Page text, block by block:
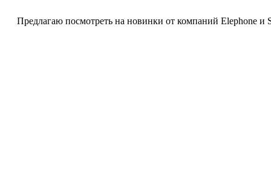
Предлагаю посмотреть на новинки от компаний Elephone и